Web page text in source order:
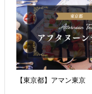
【東京都】アマン東京